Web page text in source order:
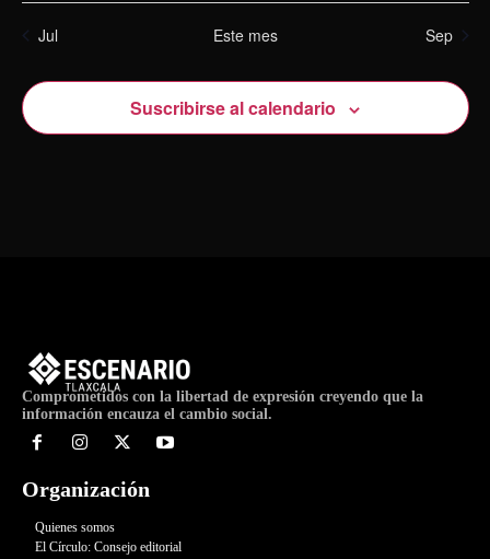
Jul Este mes Sep
Suscribirse al calendario
Comprometidos con la libertad de expresión creyendo que la
información encauza el cambio social.
Organización
Quienes somos
El Círculo: Consejo editorial